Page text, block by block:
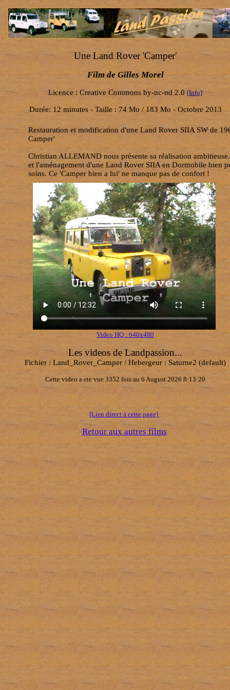
Une Land Rover 'Camper'
Film de Gilles Morel
Licence : Creative Commons by-nc-nd 2.0 [Info]
Durée: 12 minutes - Taille : 74 Mo / 183 Mo - Octobre 2013
Restauration et modification d'une Land Rover SIIA SW de
Camper'
Christian ALLEMAND nous présente sa réalisation
et l'aménagement d'une Land Rover SIIA en Dormobile bien
soins. Ce 'Camper bien a lui' ne manque pas de confort !
Video HQ : 640x480
Les videos de Landpassion...
Fichier : Land_Rover_Camper / Hebergeur : Saturne2 (default)
Cette video a ete vue 3352 fois au 6 August 2026 8:13:20
[Lien direct à cette page] .
Retour aux autres films.